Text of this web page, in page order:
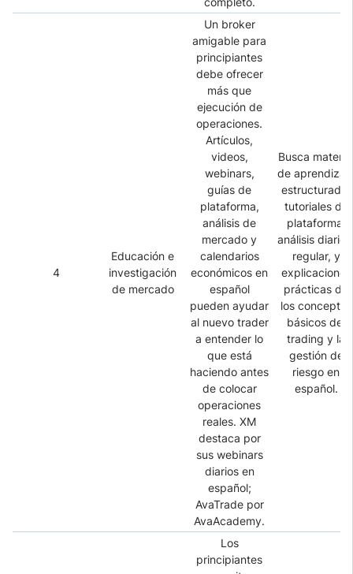
4
Educación e
investigación
de mercado
Un broker
amigable para
principiantes
debe ofrecer
más que
ejecución de
operaciones.
Artículos,
videos,
webinars,
guías de
plataforma,
análisis de
mercado y
calendarios
económicos en
español
pueden ayudar
al nuevo trader
a entender lo
que está
haciendo antes
de colocar
operaciones
reales. XM
destaca por
sus webinars
diarios en
español;
AvaTrade por
AvaAcademy.
Busca material
de
estructurado,
tutoriales de
plataforma,
análisis diario
regular, y
explicaciones
prácticas de
los conceptos
básicos del
trading y la
gestión de
riesgo en
español.
Los
principiantes